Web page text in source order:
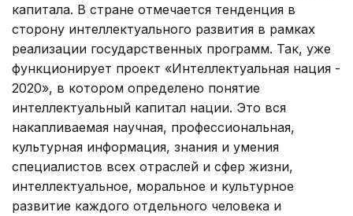
капитала. В стране отмечается тенденция в
сторону интеллектуального развития в рамках
реализации государственных программ. Так, уже
функционирует проект «Интеллектуальная нация -
2020», в котором определено понятие
интеллектуальный капитал нации. Это вся
накапливаемая научная, профессиональная,
культурная информация, знания и умения
специалистов всех отраслей и сфер жизни,
интеллектуальное, моральное и культурное
развитие каждого отдельного человека и